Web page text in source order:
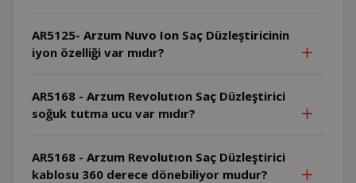
AR5125- Arzum Nuvo Ion Saç Düzleştiricinin
iyon özelliği var mıdır?
AR5168 - Arzum Revolutıon Saç Düzleştirici
soğuk tutma ucu var mıdır?
AR5168 - Arzum Revolutıon Saç Düzleştirici
kablosu 360 derece dönebiliyor mudur?